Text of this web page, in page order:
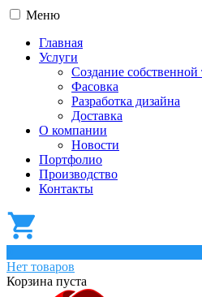
Меню
Главная
Услуги
Создание
Фасовка
Разработка дизайна
Доставка
О компании
Новости
Портфолио
Производство
Контакты
Нет товаров
Корзина пуста